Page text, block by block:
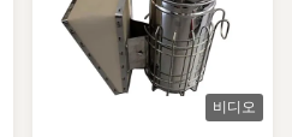
비디오